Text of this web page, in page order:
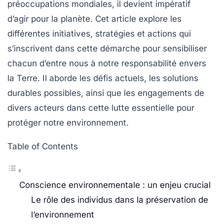
préoccupations mondiales, il devient impératif
d’agir pour la planète. Cet article explore les
différentes initiatives, stratégies et actions qui
s’inscrivent dans cette démarche pour sensibiliser
chacun d’entre nous à notre responsabilité envers
la Terre. Il aborde les défis actuels, les solutions
durables possibles, ainsi que les engagements de
divers acteurs dans cette lutte essentielle pour
protéger notre environnement.
Table of Contents
Conscience environnementale : un enjeu crucial
Le rôle des individus dans la préservation de
l’environnement